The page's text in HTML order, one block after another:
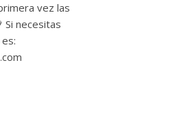
vez las
Si necesitas